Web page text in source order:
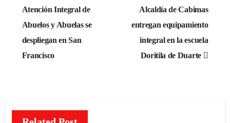
de
entradas
Atención Integral de
Abuelos y Abuelas se
despliegan en San
Francisco
Alcaldía de Cabimas
entregan equipamiento
integral en la escuela
Doritila de Duarte